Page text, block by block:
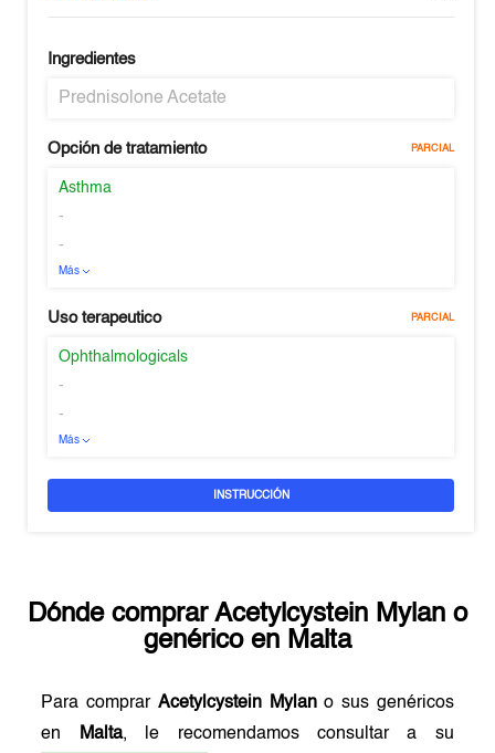
Ingredientes
Prednisolone Acetate
Opción de tratamiento PARCIAL
Asthma
-
-
Más
Uso terapeutico PARCIAL
Ophthalmologicals
-
-
Más
INSTRUCCIÓN
Dónde comprar Acetylcystein Mylan o
genérico en Malta
Para comprar Acetylcystein Mylano sus genéricos
en
Malta, le recomendamos consultar a su